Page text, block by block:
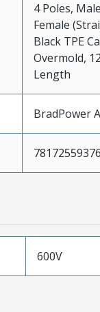
4 Poles,
Female
Black TPE
Overmold,
Length
BradPower
78172559376
600V